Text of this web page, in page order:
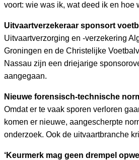
voort: wie was ik, wat deed ik en hoe
Uitvaartverzekeraar sponsort
Uitvaartverzorging en -verzekering
Groningen en de Christelijke
Nassau zijn een driejarige
aangegaan.
Nieuwe forensisch-technische
Omdat er te vaak sporen verloren
komen er nieuwe, aangescherpte
onderzoek. Ook de uitvaartbranche
‘Keurmerk mag geen drempel